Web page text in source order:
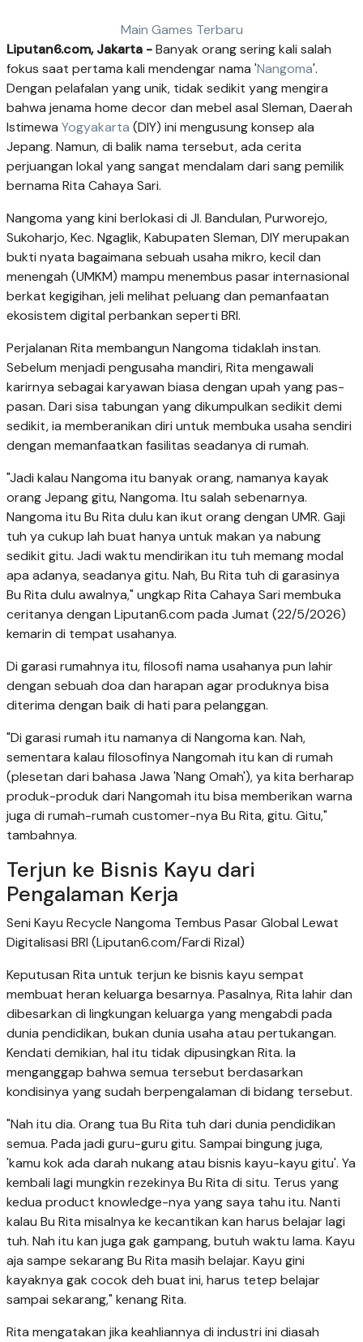
Main Games Terbaru
Liputan6.com, Jakarta -Banyak orang sering kali salah
fokus saat pertama kali mendengar nama 'Nangoma'.
Dengan pelafalan yang unik, tidak sedikit yang mengira
bahwa jenama home decor dan mebel asal Sleman, Daerah
Istimewa Yogyakarta (DIY) ini mengusung konsep ala
Jepang. Namun, di balik nama tersebut, ada cerita
perjuangan lokal yang sangat mendalam dari sang pemilik
bernama Rita Cahaya Sari.
Nangoma yang kini berlokasi di Jl. Bandulan, Purworejo,
Sukoharjo, Kec. Ngaglik, Kabupaten Sleman, DIY merupakan
bukti nyata bagaimana sebuah usaha mikro, kecil dan
menengah (UMKM) mampu menembus pasar internasional
berkat kegigihan, jeli melihat peluang dan pemanfaatan
ekosistem digital perbankan seperti BRI.
Perjalanan Rita membangun Nangoma tidaklah instan.
Sebelum menjadi pengusaha mandiri, Rita mengawali
karirnya sebagai karyawan biasa dengan upah yang pas-
pasan. Dari sisa tabungan yang dikumpulkan sedikit demi
sedikit, ia memberanikan diri untuk membuka usaha sendiri
dengan memanfaatkan fasilitas seadanya di rumah.
"Jadi kalau Nangoma itu banyak orang, namanya kayak
orang Jepang gitu, Nangoma. Itu salah sebenarnya.
Nangoma itu Bu Rita dulu kan ikut orang dengan UMR. Gaji
tuh ya cukup lah buat hanya untuk makan ya nabung
sedikit gitu. Jadi waktu mendirikan itu tuh memang modal
apa adanya, seadanya gitu. Nah, Bu Rita tuh di garasinya
Bu Rita dulu awalnya," ungkap Rita Cahaya Sari membuka
ceritanya dengan Liputan6.com pada Jumat (22/5/2026)
kemarin di tempat usahanya.
Di garasi rumahnya itu, filosofi nama usahanya pun lahir
dengan sebuah doa dan harapan agar produknya bisa
diterima dengan baik di hati para pelanggan.
"Di garasi rumah itu namanya di Nangoma kan. Nah,
sementara kalau filosofinya Nangomah itu kan di rumah
(plesetan dari bahasa Jawa 'Nang Omah'), ya kita berharap
produk-produk dari Nangomah itu bisa memberikan warna
juga di rumah-rumah customer-nya Bu Rita, gitu. Gitu,"
tambahnya.
Terjun ke Bisnis Kayu dari
Pengalaman Kerja
Seni Kayu Recycle Nangoma Tembus Pasar Global Lewat
Digitalisasi BRI (Liputan6.com/Fardi Rizal)
Keputusan Rita untuk terjun ke bisnis kayu sempat
membuat heran keluarga besarnya. Pasalnya, Rita lahir dan
dibesarkan di lingkungan keluarga yang mengabdi pada
dunia pendidikan, bukan dunia usaha atau pertukangan.
Kendati demikian, hal itu tidak dipusingkan Rita. Ia
menganggap bahwa semua tersebut berdasarkan
kondisinya yang sudah berpengalaman di bidang tersebut.
"Nah itu dia. Orang tua Bu Rita tuh dari dunia pendidikan
semua. Pada jadi guru-guru gitu. Sampai bingung juga,
'kamu kok ada darah nukang atau bisnis kayu-kayu gitu'. Ya
kembali lagi mungkin rezekinya Bu Rita di situ. Terus yang
kedua product knowledge-nya yang saya tahu itu. Nanti
kalau Bu Rita misalnya ke kecantikan kan harus belajar lagi
tuh. Nah itu kan juga gak gampang, butuh waktu lama. Kayu
aja sampe sekarang Bu Rita masih belajar. Kayu gini
kayaknya gak cocok deh buat ini, harus tetep belajar
sampai sekarang," kenang Rita.
Rita mengatakan jika keahliannya di industri ini diasah